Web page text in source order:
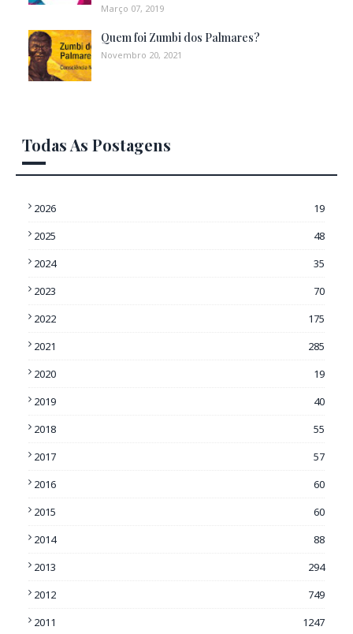
Março 07, 2019
Quem foi Zumbi dos Palmares?
Novembro 20, 2021
Todas As Postagens
2026
19
2025
48
2024
35
2023
70
2022
175
2021
285
2020
19
2019
40
2018
55
2017
57
2016
60
2015
60
2014
88
2013
294
2012
749
2011
1247